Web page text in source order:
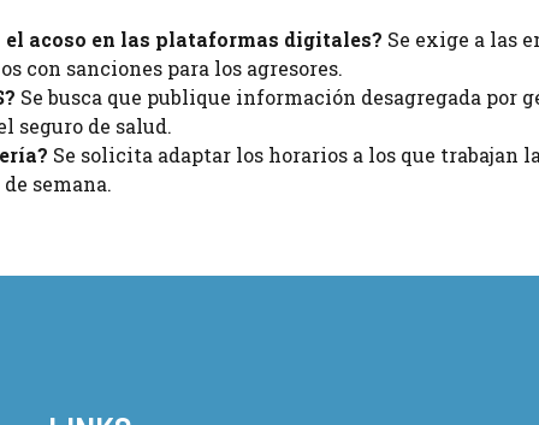
acoso en las plataformas digitales? Se exige a las
con sanciones para los agresores.
Se busca que publique información desagregada por
seguro de salud.
Se solicita adaptar los horarios a los que trabajan
semana.